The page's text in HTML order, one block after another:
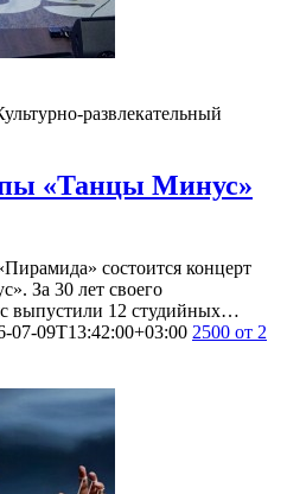
развлекательный
«Танцы Минус»
состоится концерт
За 30 лет своего
выпустили 12 студийных…
07-09T13:42:00+03:00 2500 от 2